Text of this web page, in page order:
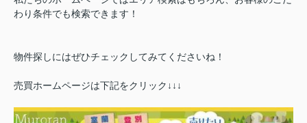
わり条件でも検索できます！
物件探しにはぜひチェックしてみてくださいね！
売買ホームページは下記をクリック↓↓↓